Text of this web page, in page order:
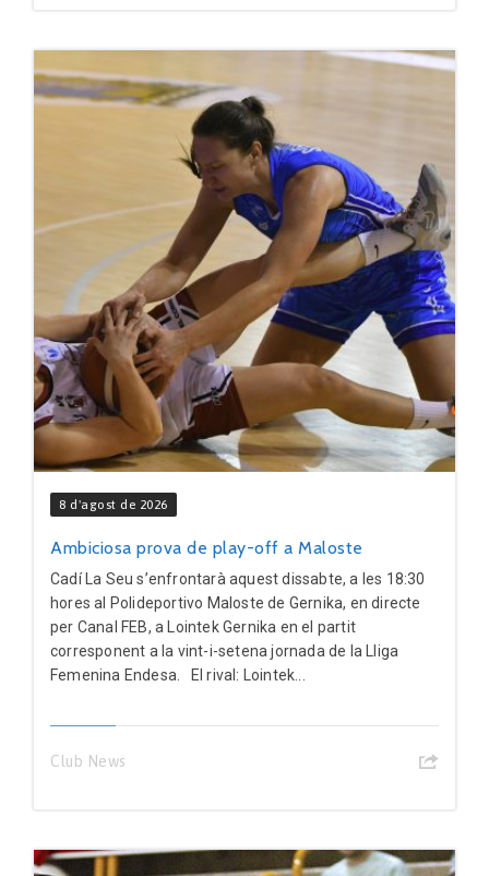
8 d'agost de 2026
Ambiciosa prova de play-off a Maloste
Cadí La Seu s’enfrontarà aquest dissabte, a les 18:30
hores al Polideportivo Maloste de Gernika, en directe
per Canal FEB, a Lointek Gernika en el partit
corresponent a la vint-i-setena jornada de la Lliga
Femenina Endesa. El rival: Lointek...
Club News